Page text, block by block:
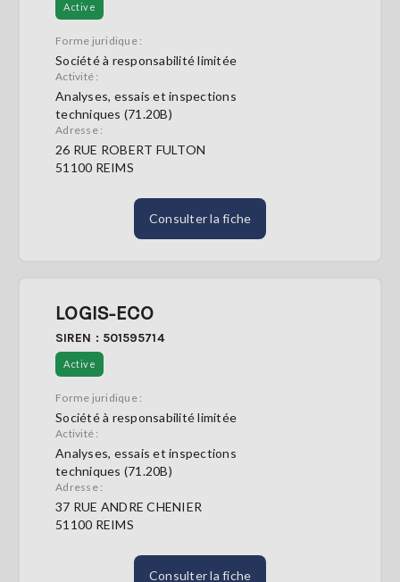
Active
Forme juridique :
Société à responsabilité limitée
Activité :
Analyses, essais et inspections
techniques (71.20B)
Adresse :
26 RUE ROBERT FULTON
51100 REIMS
Consulter la fiche
LOGIS-ECO
SIREN : 501595714
Active
Forme juridique :
Société à responsabilité limitée
Activité :
Analyses, essais et inspections
techniques (71.20B)
Adresse :
37 RUE ANDRE CHENIER
51100 REIMS
Consulter la fiche